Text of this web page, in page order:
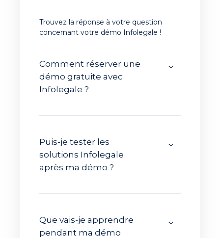
Trouvez la réponse à votre question
concernant votre démo Infolegale !
Comment réserver une
démo gratuite avec
Infolegale ?
Puis-je tester les
solutions Infolegale
après ma démo ?
Que vais-je apprendre
pendant ma démo